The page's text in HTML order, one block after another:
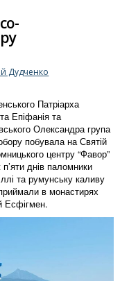
Дудченко
Патріарха
Епіфанія та
Олександра група
побувала на Святій
центру “Фавор”
днів паломники
та румунську каливу
в монастирях
Есфігмен.